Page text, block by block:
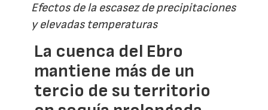
Efectos de la escasez de precipitaciones
y elevadas temperaturas
La cuenca del Ebro
mantiene más de un
tercio de su territorio